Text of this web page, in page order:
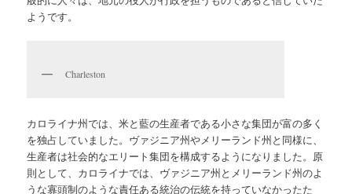
ようです。
Charleston
カロライナ州では、米と藍の生産者である小さな集団が富の多く
を独占していました。ヴァジニア州やメリーランド州と同様に、
生産者は社会的なエリート集団を構成するようになりました。原
則として、カロライナでは、ヴァジニア州とメリーランド州のよ
うな寡頭制のような責任ある統治の伝統を持っていなかったた